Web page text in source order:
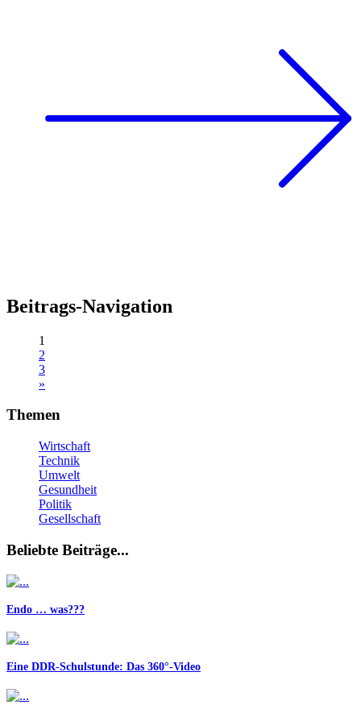
Beitrags-Navigation
1
2
3
»
Themen
Wirtschaft
Technik
Umwelt
Gesundheit
Politik
Gesellschaft
Beliebte Beiträge...
Endo … was???
Eine DDR-Schulstunde: Das 360°-Video